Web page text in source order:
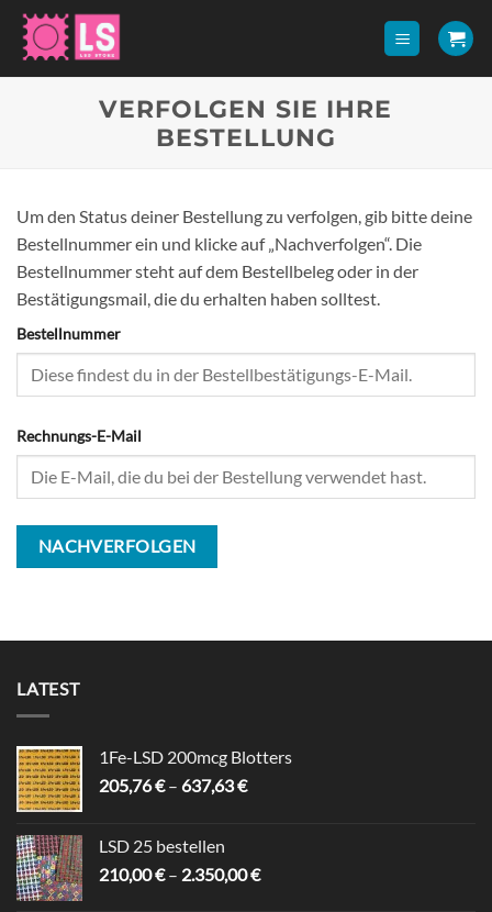
Zum
Inhalt
springen
VERFOLGEN SIE IHRE
BESTELLUNG
Um den Status deiner Bestellung zu verfolgen, gib bitte deine
Bestellnummer ein und klicke auf „Nachverfolgen“. Die
Bestellnummer steht auf dem Bestellbeleg oder in der
Bestätigungsmail, die du erhalten haben solltest.
Bestellnummer
Rechnungs-E-Mail
NACHVERFOLGEN
LATEST
1Fe-LSD 200mcg Blotters
205,76€ – 637,63€Preisspanne:
LSD 25 bestellen
210,00€ – 2.350,00€Preisspanne: